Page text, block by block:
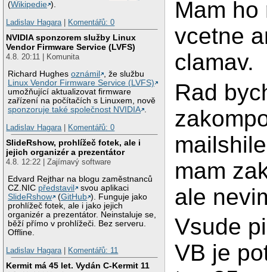
(Wikipedie ).
Ladislav Hagara
Komentářů: 0
NVIDIA sponzorem služby Linux
Vendor Firmware Service (LVFS)
4.8. 20:11 | Komunita
Richard Hughesoznámil
, že službu
Linux Vendor Firmware Service (LVFS)
umožňující aktualizovat firmware
zařízení na počítačích s Linuxem, nově
sponzoruje také společnost NVIDIA .
Ladislav Hagara | Komentářů: 0
SlideRshow, prohlížeč fotek, ale i
jejich organizér a prezentátor
4.8. 12:22 | Zajímavý software
Edvard Rejthar na blogu zaměstnanců
CZ.NIC představil
svou aplikaci
SlideRshow
(GitHub ). Funguje jako
prohlížeč fotek, ale i jako jejich
organizér a prezentátor. Neinstaluje se,
běží přímo v prohlížeči. Bez serveru.
Offline.
Ladislav Hagara | Komentářů: 11
Kermit má 45 let. Vydán C-Kermit 11
Mam
vcetne
clamav.
Rad
mam
ale
Vsude
VB je